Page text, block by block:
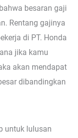
besaran gaji
Rentang gajinya
di PT. Honda
jika kamu
akan mendapat
dibandingkan
untuk lulusan